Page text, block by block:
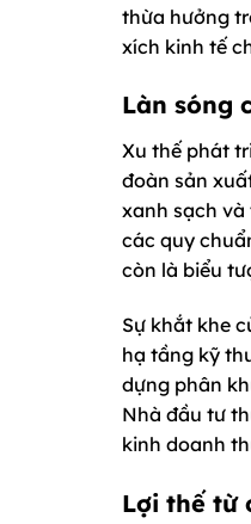
thừa hưởng
xích kinh tế
Làn sóng
Xu thế phát
đoàn sản
xanh sạch
các quy
còn là biểu
Sự khắt khe
hạ tầng kỹ
dựng phân
Nhà đầu tư
kinh doanh
Lợi thế từ